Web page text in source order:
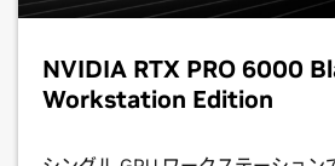
NVIDIA RTX PRO 6000
Workstation Edition